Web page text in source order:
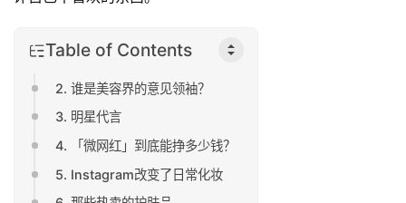
Table of Contents
2. 谁是美容界的意见领袖？
3. 明星代言
4. 「微网红」到底能挣多少钱？
5. Instagram改变了日常化妆